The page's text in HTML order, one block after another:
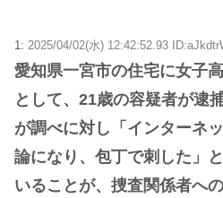
1: 2025/04/02(水) 12:42:52.93
愛知県一宮市の住宅に女子
として、21歳の容疑者が逮
が調べに対し「インターネ
論になり、包丁で刺した」
いることが、捜査関係者へ